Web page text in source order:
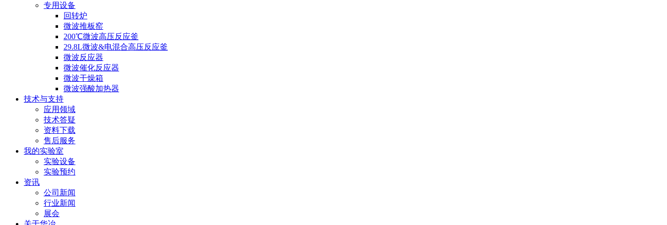
专用设备
回转炉
微波推板窑
200℃微波高压反应釜
29.8L微波&电混合高压反应釜
微波反应器
微波催化反应器
微波干燥箱
微波强酸加热器
技术与支持
应用领域
技术答疑
资料下载
售后服务
我的实验室
实验设备
实验预约
资讯
公司新闻
行业新闻
展会